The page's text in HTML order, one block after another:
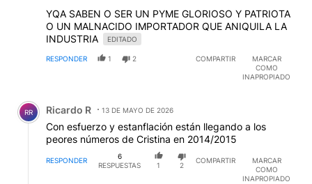
YQA SABEN O SER UN PYME GLORIOSO Y PATRIOTA
O UN MALNACIDO IMPORTADOR QUE ANIQUILA LA
INDUSTRIA
EDITADO
RESPONDER 1 2 COMPARTIR
MARCAR
COMO
INAPROPIADO
Comentario de Ricardo R.
RR Ricardo R 13 DE MAYO DE 2026
Con esfuerzo y estanflación están llegando a los
peores números de Cristina en 2014/2015
RESPONDER
6
RESPUESTAS
1 2
COMPARTIR
MARCAR
COMO
INAPROPIADO